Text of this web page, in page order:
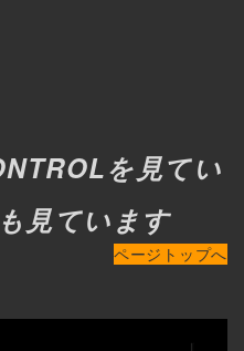
を見てい
見ています
ページトップへ